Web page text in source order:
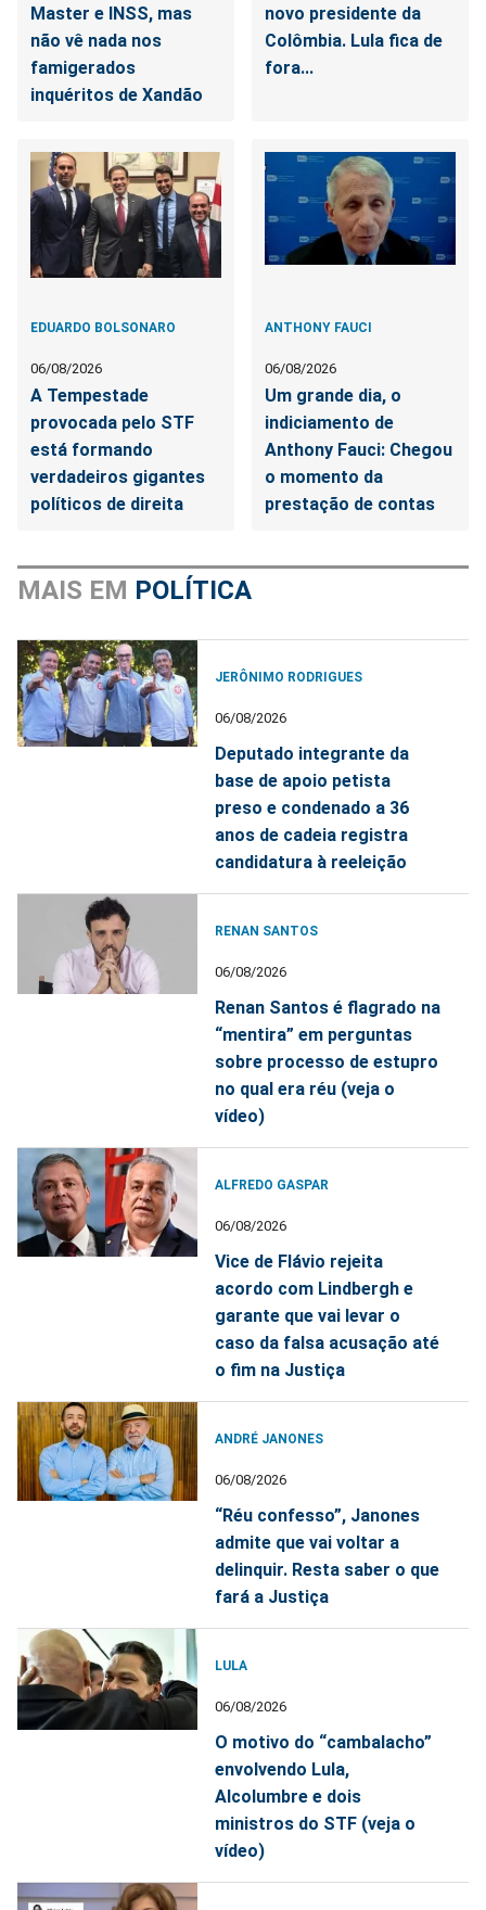
Master e INSS, mas
não vê nada nos
famigerados
inquéritos de Xandão
novo presidente da
Colômbia. Lula fica de
fora...
EDUARDO BOLSONARO
06/08/2026
A Tempestade
provocada pelo STF
está formando
verdadeiros gigantes
políticos de direita
ANTHONY FAUCI
06/08/2026
Um grande dia, o
indiciamento de
Anthony Fauci: Chegou
o momento da
prestação de contas
MAIS EM POLÍTICA
JERÔNIMO RODRIGUES
06/08/2026
Deputado integrante da
base de apoio petista
preso e condenado a 36
anos de cadeia registra
candidatura à reeleição
RENAN SANTOS
06/08/2026
Renan Santos é flagrado na
“mentira” em perguntas
sobre processo de estupro
no qual era réu (veja o
vídeo)
ALFREDO GASPAR
06/08/2026
Vice de Flávio rejeita
acordo com Lindbergh e
garante que vai levar o
caso da falsa acusação até
o fim na Justiça
ANDRÉ JANONES
06/08/2026
“Réu confesso”, Janones
admite que vai voltar a
delinquir. Resta saber o que
fará a Justiça
LULA
06/08/2026
O motivo do “cambalacho”
envolvendo Lula,
Alcolumbre e dois
ministros do STF (veja o
vídeo)